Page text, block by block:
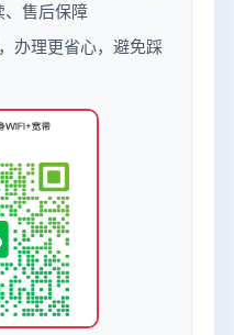
、售后保障
办理更省心，避免踩